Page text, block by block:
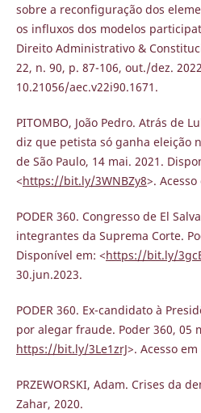
sobre a reconfiguração dos
os influxos dos modelos
Direito Administrativo &
22, n. 90, p. 87-106, out./dez.
10.21056/aec.v22i90.1671.
PITOMBO, João Pedro. Atrás de
diz que petista só ganha eleição
de São Paulo, 14 mai. 2021.
<https://bit.ly/3WNBZy8>.
PODER 360. Congresso de El
integrantes da Suprema Corte.
Disponível em: <https://bit.ly/
30.jun.2023.
PODER 360. Ex-candidato à
por alegar fraude. Poder 360, 05
https://bit.ly/3Le1zrJ>. Acesso
PRZEWORSKI, Adam. Crises da
Zahar, 2020.